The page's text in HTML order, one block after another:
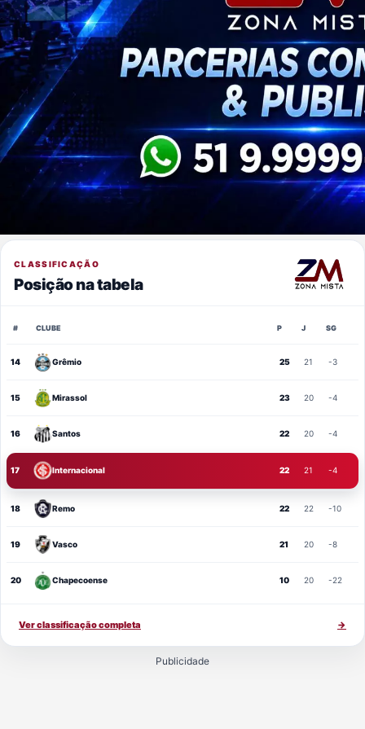
CLASSIFICAÇÃO
Posição na tabela
# CLUBE P J SG
14 Grêmio 25 21 -3
15 Mirassol 23 20 -4
16 Santos 22 20 -4
17 Internacional 22 21 -4
18 Remo 22 22 -10
19 Vasco 21 20 -8
20 Chapecoense 10 20 -22
Ver classificação completa →
Publicidade